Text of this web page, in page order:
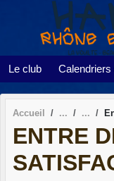
Le club Calendriers
Accueil
ENTRE
Panneau de gestion